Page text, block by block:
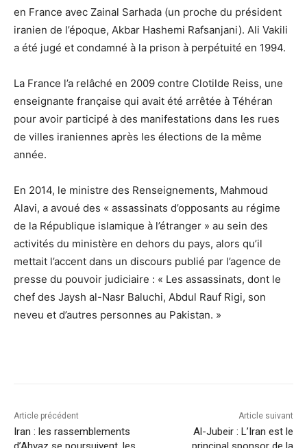
en France avec Zainal Sarhada (un proche du président
iranien de l’époque, Akbar Hashemi Rafsanjani). Ali Vakili
a été jugé et condamné à la prison à perpétuité en 1994.
La France l’a relâché en 2009 contre Clotilde Reiss, une
enseignante française qui avait été arrêtée à Téhéran
pour avoir participé à des manifestations dans les rues
de villes iraniennes après les élections de la même
année.
En 2014, le ministre des Renseignements, Mahmoud
Alavi, a avoué des « assassinats d’opposants au régime
de la République islamique à l’étranger » au sein des
activités du ministère en dehors du pays, alors qu’il
mettait l’accent dans un discours publié par l’agence de
presse du pouvoir judiciaire : « Les assassinats, dont le
chef des Jaysh al-Nasr Baluchi, Abdul Rauf Rigi, son
neveu et d’autres personnes au Pakistan. »
Article précédent
Iran : les rassemblements
Article suivant
Al-Jubeir : L’Iran est le